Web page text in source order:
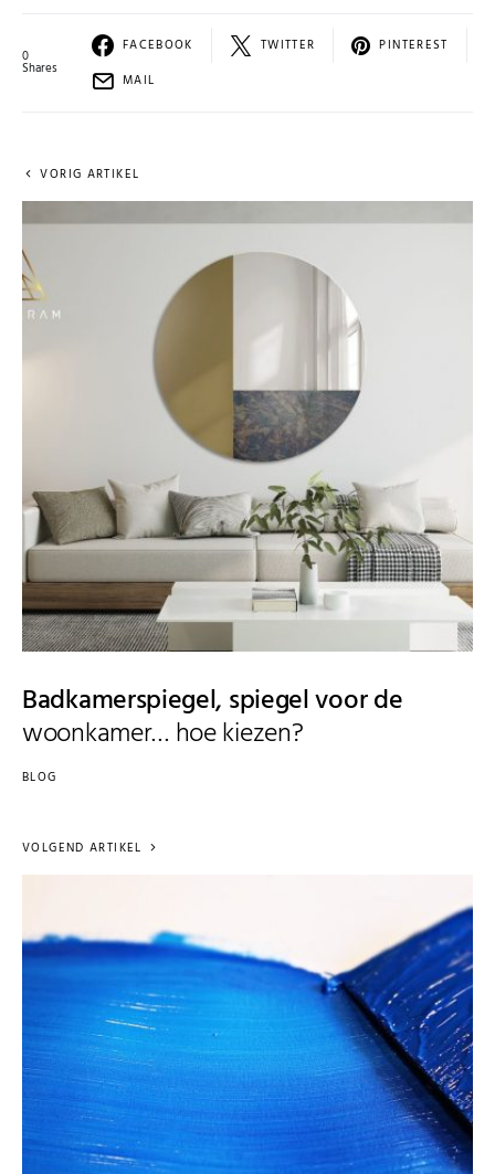
0
Shares
FACEBOOK TWITTER
PINTEREST
MAIL
VORIG ARTIKEL
Badkamerspiegel, spiegel voor de
woonkamer… hoe kiezen?
BLOG
VOLGEND ARTIKEL